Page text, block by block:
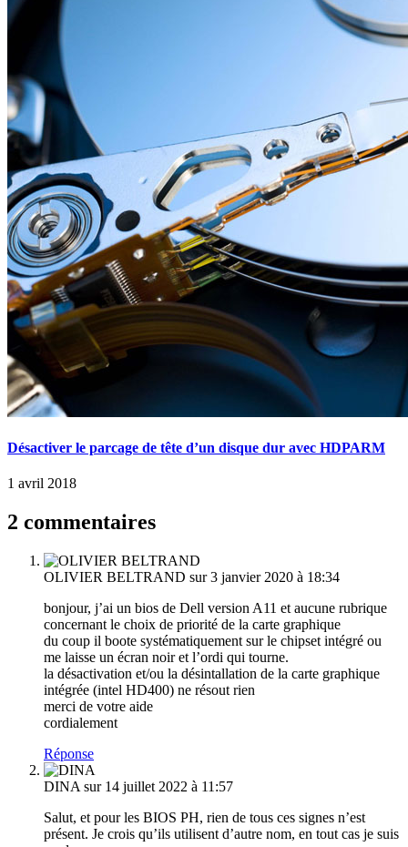
Désactiver le parcage de tête d’un disque dur avec HDPARM
1 avril 2018
2 commentaires
OLIVIER BELTRAND sur 3 janvier 2020 à 18:34
bonjour, j’ai un bios de Dell version A11 et aucune rubrique
concernant le choix de priorité de la carte graphique
du coup il boote systématiquement sur le chipset intégré ou
me laisse un écran noir et l’ordi qui tourne.
la désactivation et/ou la désintallation de la carte graphique
intégrée (intel HD400) ne résout rien
merci de votre aide
cordialement
Réponse
DINA sur 14 juillet 2022 à 11:57
Salut, et pour les BIOS PH, rien de tous ces signes n’est
présent. Je crois qu’ils utilisent d’autre nom, en tout cas je suis